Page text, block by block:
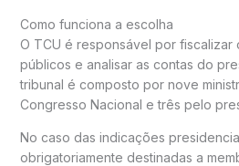
Como funciona a escolha
O TCU é responsável por fiscalizar
públicos e analisar as contas do
tribunal é composto por nove
Congresso Nacional e três pelo
No caso das indicações
obrigatoriamente destinadas a